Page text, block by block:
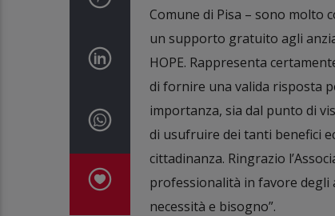
Comune di Pisa – sono molto
un supporto gratuito agli
HOPE. Rappresenta
di fornire una valida risposta
importanza, sia dal punto di
di usufruire dei tanti benefici
cittadinanza. Ringrazio
professionalità in favore degli
necessità e bisogno”.